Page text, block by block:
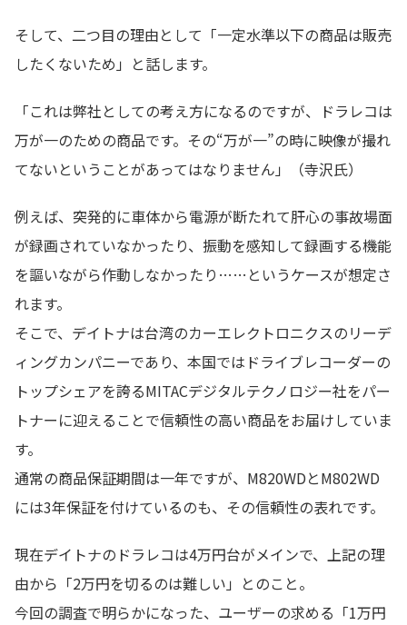
そして、二つ目の理由として「一定水準以下の商品は販売
したくないため」と話します。
「これは弊社としての考え方になるのですが、ドラレコは
万が一のための商品です。その“万が一”の時に映像が撮れ
てないということがあってはなりません」（寺沢氏）
例えば、突発的に車体から電源が断たれて肝心の事故場面
が録画されていなかったり、振動を感知して録画する機能
を謳いながら作動しなかったり……というケースが想定さ
れます。
そこで、デイトナは台湾のカーエレクトロニクスのリーデ
ィングカンパニーであり、本国ではドライブレコーダーの
トップシェアを誇るMITACデジタルテクノロジー社をパー
トナーに迎えることで信頼性の高い商品をお届けしていま
す。
通常の商品保証期間は一年ですが、M820WDとM802WD
には3年保証を付けているのも、その信頼性の表れです。
現在デイトナのドラレコは4万円台がメインで、上記の理
由から「2万円を切るのは難しい」とのこと。
今回の調査で明らかになった、ユーザーの求める「1万円